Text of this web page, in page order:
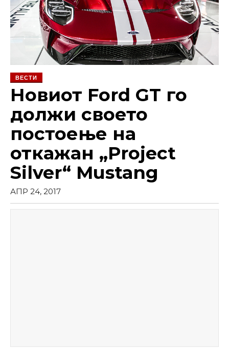
ВЕСТИ
Новиот Ford GT го
должи своето
постоење на
откажан „Project
Silver“ Mustang
АПР 24, 2017